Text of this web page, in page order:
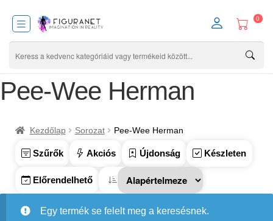
0
Pee-Wee Herman
Kezdőlap Sorozat Pee-Wee Herman
Szűrők Akciós Újdonság Készleten
Előrendelhető
Egy termék se felelt meg a keresésnek.